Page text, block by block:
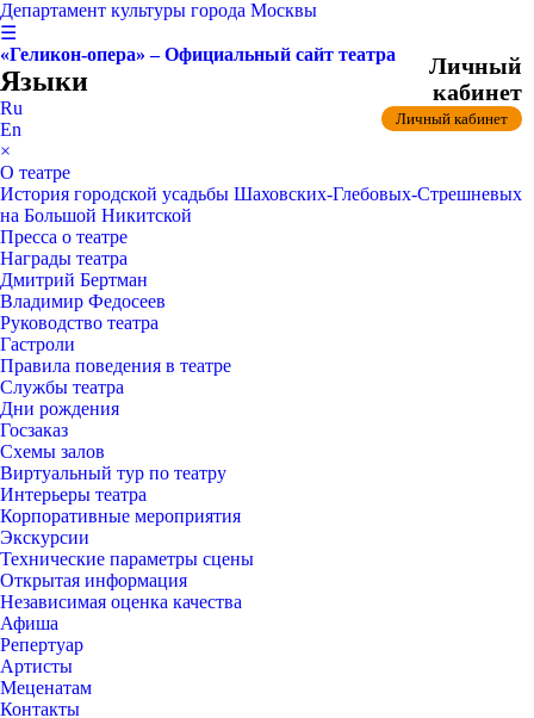
Департамент культуры города Москвы
☰
«Геликон-опера» – Официальный сайт театра
Языки
Ru
En
×
О театре
История городской усадьбы Шаховских-Глебовых-Стрешневых
на Большой Никитской
Пресса о театре
Награды театра
Дмитрий Бертман
Владимир Федосеев
Руководство театра
Гастроли
Правила поведения в театре
Службы театра
Дни рождения
Госзаказ
Схемы залов
Виртуальный тур по театру
Интерьеры театра
Корпоративные мероприятия
Экскурсии
Технические параметры сцены
Открытая информация
Независимая оценка качества
Афиша
Репертуар
Артисты
Меценатам
Контакты
Личный
кабинет
Личный кабинет